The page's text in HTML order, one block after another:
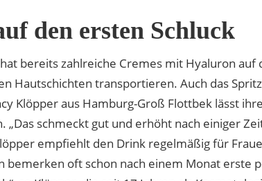
den ersten Schluck
bereits zahlreiche Cremes mit Hyaluron
Hautschichten transportieren. Auch das
Klöpper aus Hamburg-Groß Flottbek lässt
schmeckt gut und erhöht nach einiger
empfiehlt den Drink regelmäßig für
bemerken oft schon nach einem Monat erste